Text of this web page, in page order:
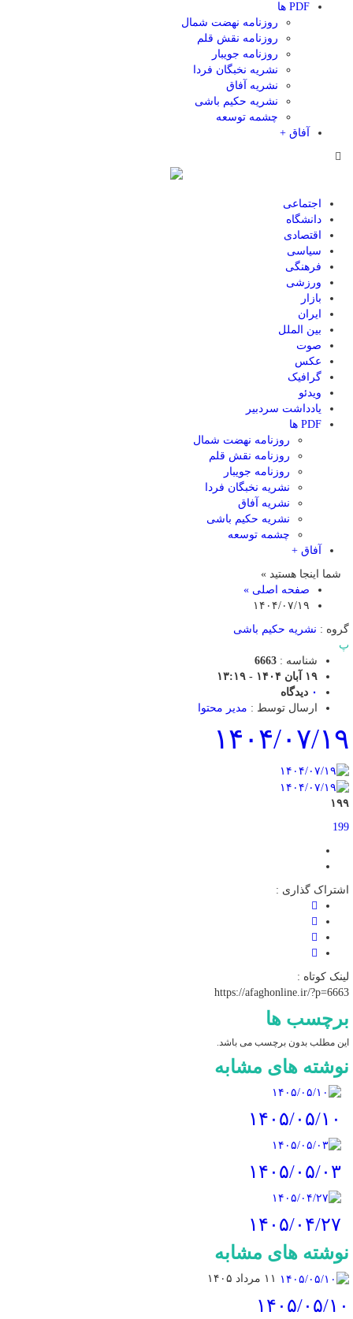
PDF ها
روزنامه نهضت شمال
روزنامه نقش قلم
روزنامه جویبار
نشریه نخبگان فردا
نشریه آفاق
نشریه حکیم باشی
چشمه توسعه
آفاق +
اجتماعی
دانشگاه
اقتصادی
سیاسی
فرهنگی
ورزشی
بازار
ایران
بین الملل
صوت
عکس
گرافیک
ویدئو
یادداشت سردبیر
PDF ها
روزنامه نهضت شمال
روزنامه نقش قلم
روزنامه جویبار
نشریه نخبگان فردا
نشریه آفاق
نشریه حکیم باشی
چشمه توسعه
آفاق +
شما اینجا هستید »
صفحه اصلی »
۱۴۰۴/۰۷/۱۹
گروه : نشریه حکیم باشی
پ
شناسه : 6663
۱۹ آبان ۱۴۰۴ - ۱۳:۱۹
۰ دیدگاه
ارسال توسط : مدیر محتوا
۱۴۰۴/۰۷/۱۹
۱۹۹
199
اشتراک گذاری :
لینک کوتاه :
https://afaghonline.ir/?p=6663
برچسب ها
این مطلب بدون برچسب می باشد.
نوشته های مشابه
۱۴۰۵/۰۵/۱۰
۱۴۰۵/۰۵/۰۳
۱۴۰۵/۰۴/۲۷
نوشته های مشابه
۱۱ مرداد ۱۴۰۵
۱۴۰۵/۰۵/۱۰